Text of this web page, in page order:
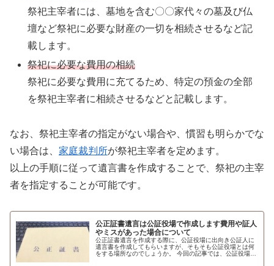
祭祀主宰者には、墓地を含む〇〇家代々の墓及び仏
壇など祭祀に必要な財産の一切を相続させるなど記
載します。
祭祀に必要な費用の相続
祭祀に必要な費用に充てるため、特定の預金の全部
を祭祀主宰者に相続させるなどと記載します。
なお、祭祀主宰者の指定がない場合や、慣習も明らかでな
い場合は、 家庭裁判所が祭祀主宰者を定めます。
以上の手順に従って遺言書を作成することで、祭祀の主宰
者を指定することが可能です。
公正証書遺言は公証役場で作成します費用や証人
やミスがあった場合について
公正証書遺言を作成する際に、公証役場に出向き公証人に
遺言書を作成してもらいますが、そもそも公証役場とは何
をする場所なのでしょうか。 今回の記事では、公証役場に